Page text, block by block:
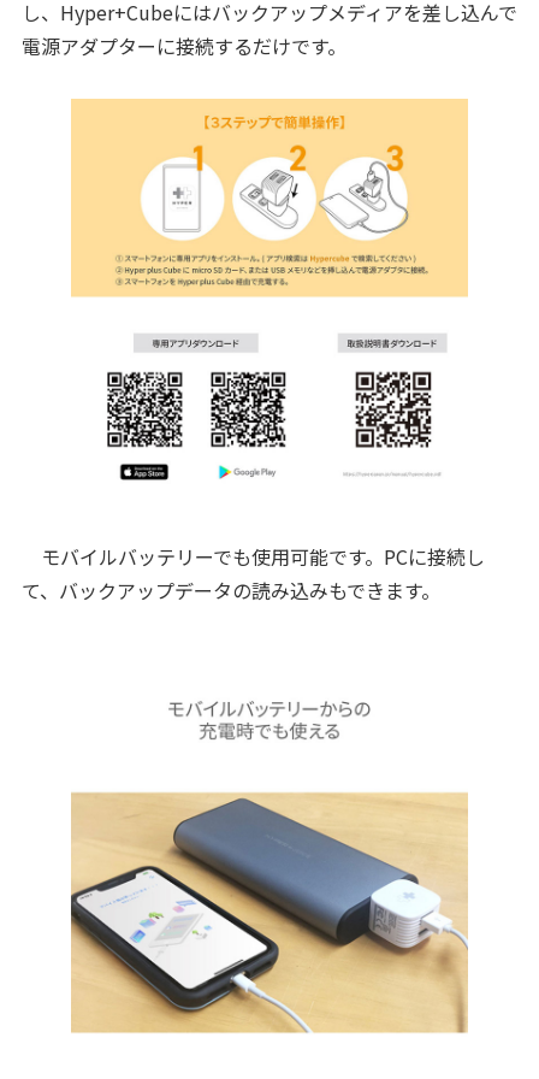
し、Hyper+Cubeにはバックアップメディアを差し込んで
電源アダプターに接続するだけです。
モバイルバッテリーでも使用可能です。PCに接続し
て、バックアップデータの読み込みもできます。